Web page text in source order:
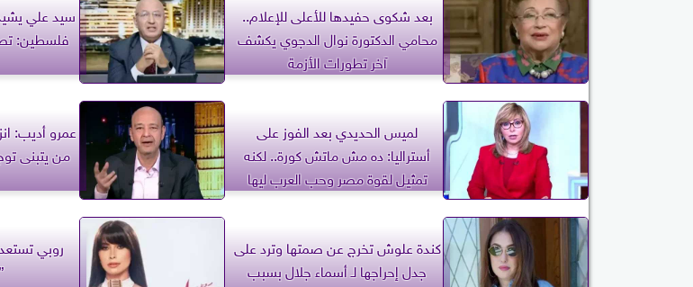
بعد شكوى حفيدها للأعلى للإعلام..
محامي الدكتورة نوال الدجوي يكشف
آخر تطورات الأزمة
سيد علي
فلسطين:
لميس الحديدي بعد الفوز على
أستراليا: ده مش ماتش كورة.. لكنه
تمثيل لقوة مصر وحب العرب ليها
عمرو أديب:
من يتبنى
كندة علوش تخرج عن صمتها وترد على
جدل إحراجها لـ أسماء جلال بسبب
روبي